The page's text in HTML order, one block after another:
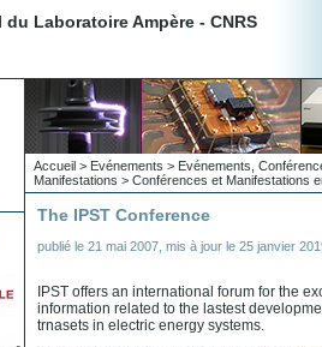
Laboratoire Ampère - CNRS
Accueil > Evénements > Evénements,
Manifestations > Conférences et Manifestations
The IPST Conference
publié le 21 mai 2007 mis à jour le 25 janvier
IPST offers an international forum for the
information related to the lastest
trnasets in electric energy systems.